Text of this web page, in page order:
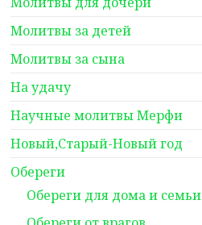
Молитвы за детей
Молитвы за сына
На удачу
Научные молитвы Мерфи
Новый,Старый-Новый год
Обереги
Обереги для дома и семьи